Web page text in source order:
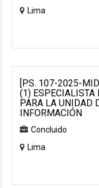
Lima
[P.S. 107-2025-
(1) ESPECIALISTA
PARA LA UNIDAD
INFORMACIÓN
Concluido
Lima